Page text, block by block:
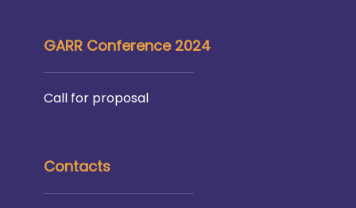
GARR Conference 2024
Call for proposal
Contacts